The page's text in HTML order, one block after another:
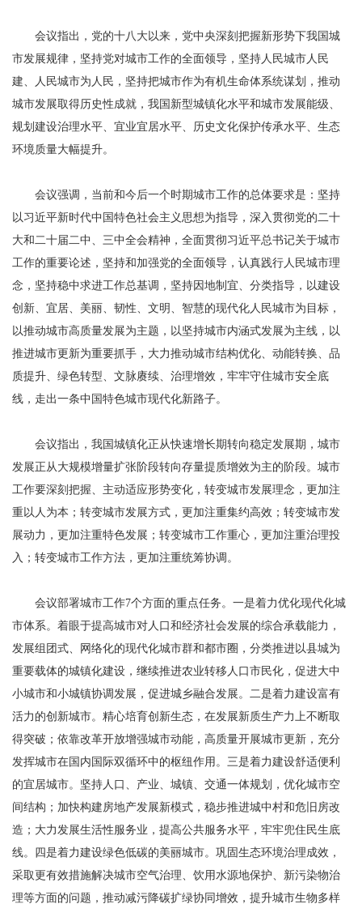
会议指出，党的十八大以来，党中央深刻把握新形势下我国城
市发展规律，坚持党对城市工作的全面领导，坚持人民城市人民
建、人民城市为人民，坚持把城市作为有机生命体系统谋划，推动
城市发展取得历史性成就，我国新型城镇化水平和城市发展能级、
规划建设治理水平、宜业宜居水平、历史文化保护传承水平、生态
环境质量大幅提升。
会议强调，当前和今后一个时期城市工作的总体要求是：坚持
以习近平新时代中国特色社会主义思想为指导，深入贯彻党的二十
大和二十届二中、三中全会精神，全面贯彻习近平总书记关于城市
工作的重要论述，坚持和加强党的全面领导，认真践行人民城市理
念，坚持稳中求进工作总基调，坚持因地制宜、分类指导，以建设
创新、宜居、美丽、韧性、文明、智慧的现代化人民城市为目标，
以推动城市高质量发展为主题，以坚持城市内涵式发展为主线，以
推进城市更新为重要抓手，大力推动城市结构优化、动能转换、品
质提升、绿色转型、文脉赓续、治理增效，牢牢守住城市安全底
线，走出一条中国特色城市现代化新路子。
会议指出，我国城镇化正从快速增长期转向稳定发展期，城市
发展正从大规模增量扩张阶段转向存量提质增效为主的阶段。城市
工作要深刻把握、主动适应形势变化，转变城市发展理念，更加注
重以人为本；转变城市发展方式，更加注重集约高效；转变城市发
展动力，更加注重特色发展；转变城市工作重心，更加注重治理投
入；转变城市工作方法，更加注重统筹协调。
会议部署城市工作7个方面的重点任务。一是着力优化现代化城
市体系。着眼于提高城市对人口和经济社会发展的综合承载能力，
发展组团式、网络化的现代化城市群和都市圈，分类推进以县城为
重要载体的城镇化建设，继续推进农业转移人口市民化，促进大中
小城市和小城镇协调发展，促进城乡融合发展。二是着力建设富有
活力的创新城市。精心培育创新生态，在发展新质生产力上不断取
得突破；依靠改革开放增强城市动能，高质量开展城市更新，充分
发挥城市在国内国际双循环中的枢纽作用。三是着力建设舒适便利
的宜居城市。坚持人口、产业、城镇、交通一体规划，优化城市空
间结构；加快构建房地产发展新模式，稳步推进城中村和危旧房改
造；大力发展生活性服务业，提高公共服务水平，牢牢兜住民生底
线。四是着力建设绿色低碳的美丽城市。巩固生态环境治理成效，
采取更有效措施解决城市空气治理、饮用水源地保护、新污染物治
理等方面的问题，推动减污降碳扩绿协同增效，提升城市生物多样